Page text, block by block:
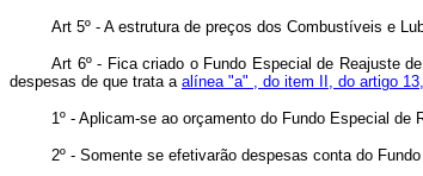
Art 5º - A estrutura de preços dos Combustíveis e
Art 6º - Fica criado o Fundo Especial de Reajuste
despesas de que trata a alínea "a" , do item II, do artigo
1º - Aplicam-se ao orçamento do Fundo Especial
2º - Somente se efetivarão despesas conta do